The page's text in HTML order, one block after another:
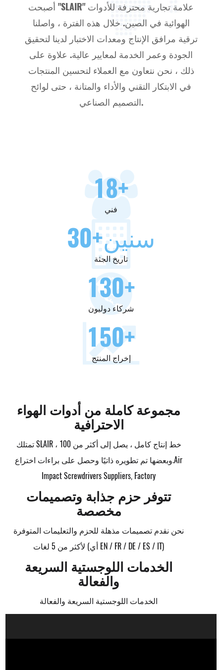
أصبحت "SLAIR" علامة تجارية محترفة للأدوات
الهوائية في الصين. خلال هذه الفترة ، واصلنا
ترقية مرافق الإنتاج ومعدات الاختبار لدينا لتحقيق
الجودة وعمر الخدمة لمعايير عالية. علاوة على
ذلك ، نحن نتعاون مع العملاء لتحسين المنتجات
في الابتكار التقني والأداء والمتانة ، حتى لوائح
التصميم الصناعي.
18+
فني
30 +سنين
تاريخ الجثة
130+
شركاء دوليون
150+
إخراج المنتج
مجموعة كاملة من أدوات الهواء
الاحترافية
تمتلك SLAIR خط إنتاج كامل ، يصل إلى أكثر من 100 ،
وبعضها تم تطويره ذاتيًا وحصل على براءات اختراع.Air
Impact Screwdrivers Suppliers, Factory
تتوفر حزم جذابة وتصميمات
مخصصة
نحن نقدم تصميمات مذهلة للحزم والتعليمات المتوفرة
لأكثر من 5 لغات (أي EN / FR / DE / ES / IT)
الخدمات اللوجستية السريعة
والفعالة
الخدمات اللوجستية السريعة والفعالة